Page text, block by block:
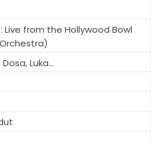
Live from the Hollywood Bowl
Luka...